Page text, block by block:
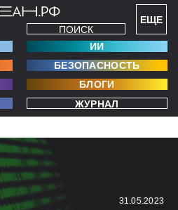
ЕЩЕ
ПОИСК
ИИ
БЕЗОПАСНОСТЬ
БЛОГИ
ЖУРНАЛ
31.05.2023